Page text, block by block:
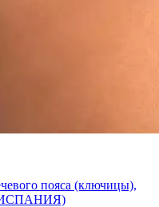
пояса (ключицы),
(ИСПАНИЯ)